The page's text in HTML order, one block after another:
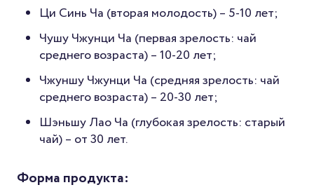
Ци Синь Ча (вторая молодость) – 5-10 лет;
Чушу Чжунци Ча (первая зрелость: чай
среднего возраста) – 10-20 лет;
Чжуншу Чжунци Ча (средняя зрелость: чай
среднего возраста) – 20-30 лет;
Шэньшу Лао Ча (глубокая зрелость: старый
чай) – от 30 лет.
Форма продукта: